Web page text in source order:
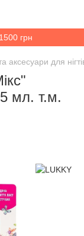
грн
аксесуари для
мл. т.м.